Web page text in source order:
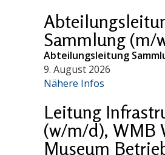
Sammlung (m/
Abteilungsleitung
9. August 2026
Nähere Infos
Leitung
(w/m/d), WMB
Museum